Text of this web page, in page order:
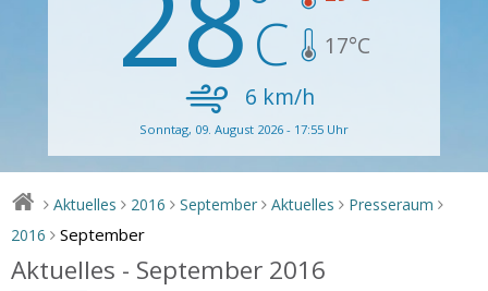
17°C
6 km/h
Sonntag, 09. August 2026 - 17:55 Uhr
> Aktuelles > 2016 > September > Aktuelles > Presseraum >
2016 > September
Aktuelles - September 2016